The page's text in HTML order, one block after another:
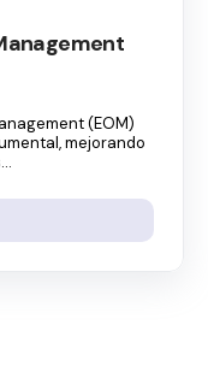
(EOM)
mejorando